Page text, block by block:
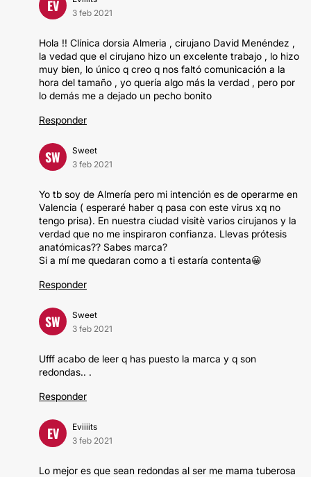
EV
3 feb 2021
Hola !! Clínica dorsia Almeria , cirujano David Menéndez ,
la vedad que el cirujano hizo un excelente trabajo , lo hizo
muy bien, lo único q creo q nos faltó comunicación a la
hora del tamaño , yo quería algo más la verdad , pero por
lo demás me a dejado un pecho bonito
Responder
SW
Sweet
3 feb 2021
Yo tb soy de Almería pero mi intención es de operarme en
Valencia ( esperaré haber q pasa con este virus xq no
tengo prisa). En nuestra ciudad visitè varios cirujanos y la
verdad que no me inspiraron confianza. Llevas prótesis
anatómicas?? Sabes marca?
Si a mí me quedaran como a ti estaría contenta😀
Responder
SW
Sweet
3 feb 2021
Ufff acabo de leer q has puesto la marca y q son
redondas.. .
Responder
EV
Eviiiits
3 feb 2021
Lo mejor es que sean redondas al ser me mama tuberosa